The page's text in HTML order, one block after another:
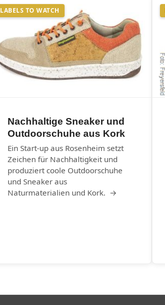
LABELS TO WATCH
Nachhaltige Sneaker und
Outdoorschuhe aus Kork
Ein Start-up aus Rosenheim setzt
Zeichen für Nachhaltigkeit und
produziert coole Outdoorschuhe
und Sneaker aus
Naturmaterialien und Kork. →